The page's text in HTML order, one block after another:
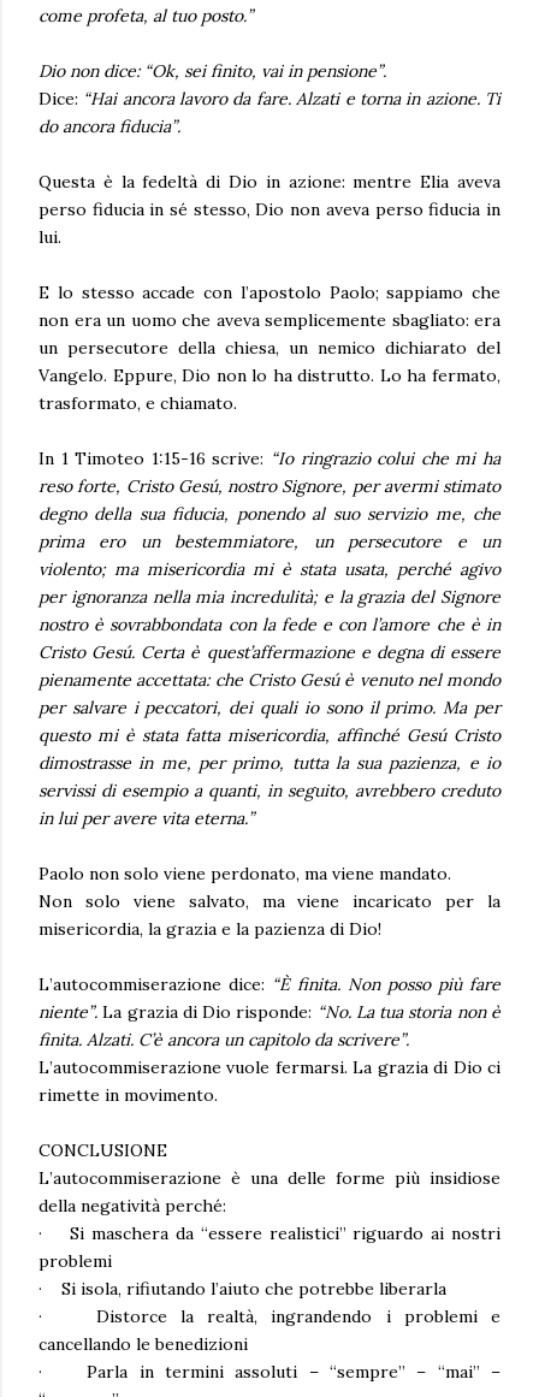
come profeta, al tuo posto.”
Dio non dice: “Ok, sei finito, vai in pensione”.
Dice: “Hai ancora lavoro da fare. Alzati e torna in azione. Ti
do ancora fiducia”.
Questa è la fedeltà di Dio in azione: mentre Elia aveva
perso fiducia in sé stesso, Dio non aveva perso fiducia in
lui.
E lo stesso accade con l’apostolo Paolo; sappiamo che
non era un uomo che aveva semplicemente sbagliato: era
un persecutore della chiesa, un nemico dichiarato del
Vangelo. Eppure, Dio non lo ha distrutto. Lo ha fermato,
trasformato, e chiamato.
In 1 Timoteo 1:15-16 scrive: “Io ringrazio colui che mi ha
reso forte, Cristo Gesú, nostro Signore, per avermi stimato
degno della sua fiducia, ponendo al suo servizio me, che
prima ero un bestemmiatore, un persecutore e un
violento; ma misericordia mi è stata usata, perché agivo
per ignoranza nella mia incredulità; e la grazia del Signore
nostro è sovrabbondata con la fede e con l’amore che è in
Cristo Gesú. Certa è quest’affermazione e degna di essere
pienamente accettata: che Cristo Gesú è venuto nel mondo
per salvare i peccatori, dei quali io sono il primo. Ma per
questo mi è stata fatta misericordia, affinché Gesú Cristo
dimostrasse in me, per primo, tutta la sua pazienza, e io
servissi di esempio a quanti, in seguito, avrebbero creduto
in lui per avere vita eterna.”
Paolo non solo viene perdonato, ma viene mandato.
Non solo viene salvato, ma viene incaricato per la
misericordia, la grazia e la pazienza di Dio!
L’autocommiserazione dice: “È finita. Non posso più fare
niente”. La grazia di Dio risponde: “No. La tua storia non è
finita. Alzati. C’è ancora un capitolo da scrivere”.
L’autocommiserazione vuole fermarsi. La grazia di Dio ci
rimette in movimento.
CONCLUSIONE
L’autocommiserazione è una delle forme più insidiose
della negatività perché:
·
Si maschera da “essere realistici” riguardo ai nostri
problemi
·
Si isola, rifiutando l’aiuto che potrebbe liberarla
·
Distorce la realtà, ingrandendo i problemi e
cancellando le benedizioni
·
Parla in termini assoluti – “sempre” – “mai” –